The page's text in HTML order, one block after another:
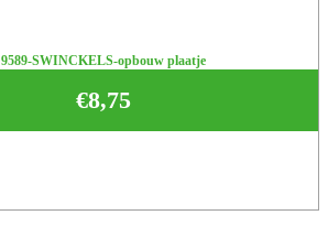
9589-SWINCKELS-opbouw plaatje
€8,75